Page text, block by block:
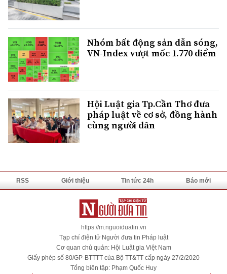
Nhóm bất động sản dẫn sóng,
VN-Index vượt mốc 1.770 điểm
Hội Luật gia Tp.Cần Thơ đưa
pháp luật về cơ sở, đồng hành
cùng người dân
RSS Giới thiệu Tin tức 24h Báo mới
https://m.nguoiduatin.vn
Tạp chí điện tử Người đưa tin Pháp luật
Cơ quan chủ quản: Hội Luật gia Việt Nam
Giấy phép số 80/GP-BTTTT của Bộ TT&TT cấp ngày 27/2/2020
Tổng biên tập: Phạm Quốc Huy